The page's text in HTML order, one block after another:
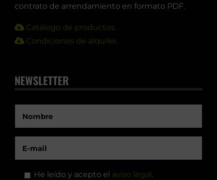
contrato de arrendamiento en formato PDF.
Catálogo de productos.
Condiciones de alquiler.
NEWSLETTER
He leído y acepto el aviso legal .